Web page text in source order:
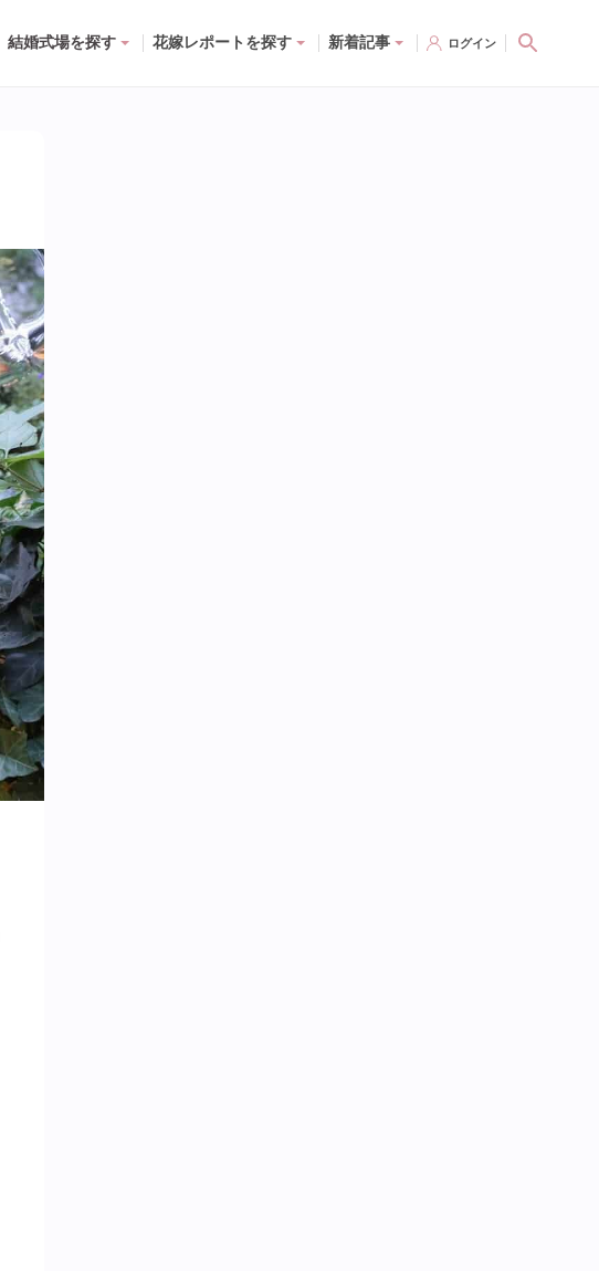
結婚式場を探す 花嫁レポートを探す 新着記事 ログイン